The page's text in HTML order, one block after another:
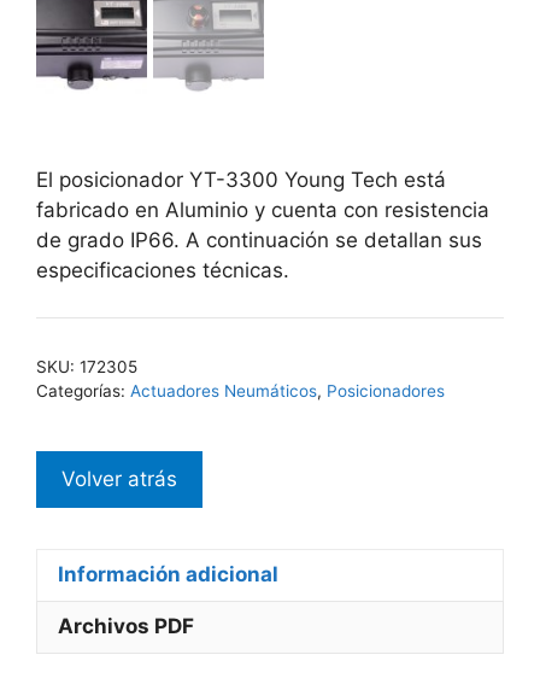
El posicionador YT-3300 Young Tech está
fabricado en Aluminio y cuenta con resistencia
de grado IP66. A continuación se detallan sus
especificaciones técnicas.
SKU: 172305
Categorías: Actuadores Neumáticos, Posicionadores
Información adicional
Archivos PDF